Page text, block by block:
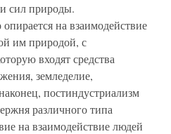
сил природы.
на взаимодействие
им природой, с
входят средства
земледелие,
постиндустриализм
различного типа
на взаимодействие людей